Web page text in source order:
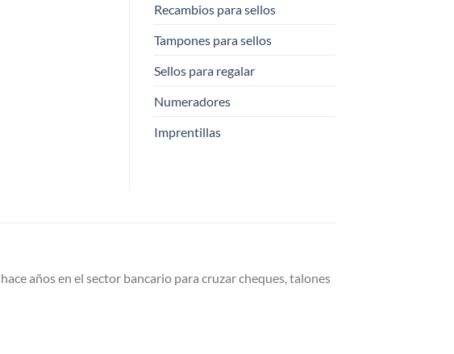
Recambios para sellos
Tampones para sellos
Sellos para regalar
Numeradores
Imprentillas
años en el sector bancario para cruzar cheques, talones